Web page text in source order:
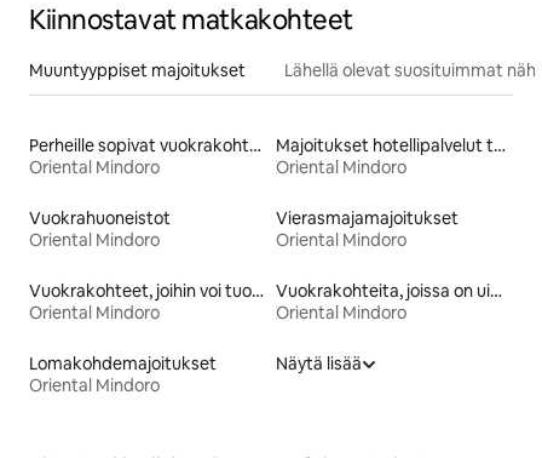
Kiinnostavat matkakohteet
Muuntyyppiset majoitukset Lähellä olevat suosituimmat
Perheille sopivat vuokrakohteet
Oriental Mindoro
Majoitukset hotellipalvelut tarjoavissa huoneistoissa
Oriental Mindoro
Vuokrahuoneistot
Oriental Mindoro
Vierasmajamajoitukset
Oriental Mindoro
Vuokrakohteet, joihin voi tuoda lemmikin
Oriental Mindoro
Vuokrakohteita, joissa on uima-allas
Oriental Mindoro
Lomakohdemajoitukset
Oriental Mindoro
Näytä lisää